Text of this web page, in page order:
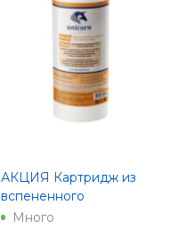
АКЦИЯ Картридж из
вспененного
полипропилена 10" 20
Много